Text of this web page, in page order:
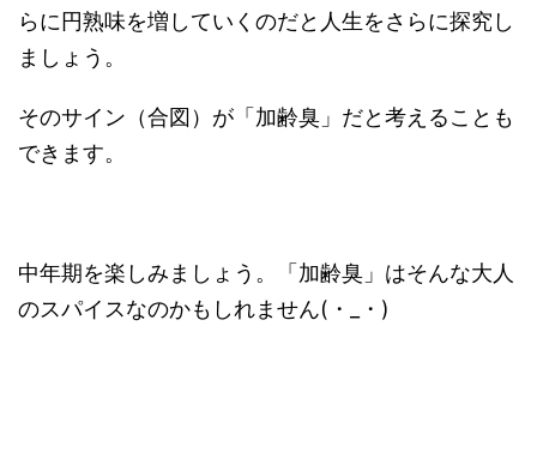
らに円熟味を増していくのだと人生をさらに探究し
ましょう。
そのサイン（合図）が「加齢臭」だと考えることも
できます。
中年期を楽しみましょう。「加齢臭」はそんな大人
のスパイスなのかもしれません(・_・)